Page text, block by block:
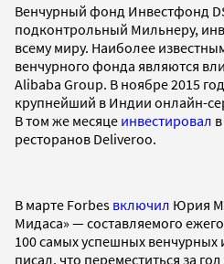
Венчурный фонд Инвестфонд
подконтрольный Мильнеру,
всему миру. Наиболее
венчурного фонда являются
Alibaba Group. В ноябре 2015
крупнейший в Индии онлайн-
В том же месяце инвестировал
ресторанов Deliveroo.
В марте Forbes включил Юрия
Мидаса» — составляемого
100 самых успешных венчурных
писал, что переместиться за